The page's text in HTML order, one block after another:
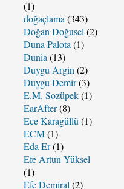
(1)
doğaçlama (343)
Doğan Doğusel (2)
Duna Palota (1)
Dunia (13)
Duygu Argin (2)
Duygu Demir(3)
E.M. Sozüpek(1)
EarAfter(8)
Ece Karagüllü (1)
ECM(1)
Eda Er(1)
Efe Artun Yüksel
(1)
Efe Demiral (2)